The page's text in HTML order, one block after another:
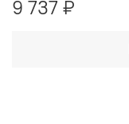
9 737 ₽